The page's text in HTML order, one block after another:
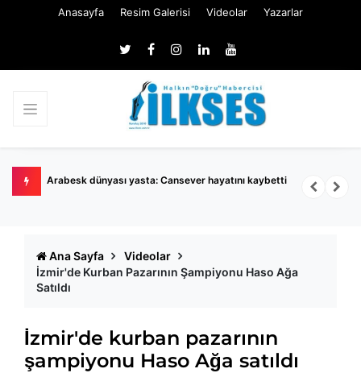
Anasayfa Resim Galerisi Videolar Yazarlar
Arabesk dünyası yasta: Cansever hayatını kaybetti
Ana Sayfa
Videolar
İzmir'de Kurban Pazarının Şampiyonu Haso Ağa
Satıldı
İzmir'de kurban pazarının
şampiyonu Haso Ağa satıldı